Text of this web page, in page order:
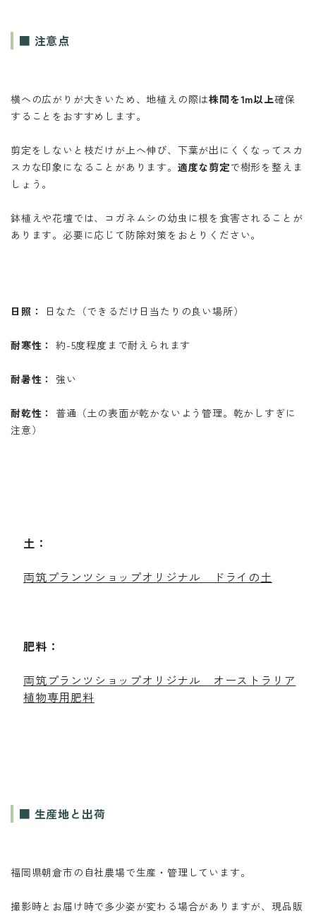
■ 注意点
横への広がりが大きいため、地植えの際は株間を1m以上確保
することをおすすめします。
剪定をしないと枝だけが上へ伸び、下葉が出にくくなってスカ
スカな印象になることがあります。 適度な剪定で樹形を整えま
しょう。
鉢植えや花壇では、コガネムシの幼虫に根を食害されることが
あります。必要に応じて防除対策をおとりください。
日照： 日なた（できるだけ日当たりの良い場所）
耐寒性： 約-5度程度まで耐えられます
耐暑性： 強い
耐乾性：
普通（土の表面が乾かないよう管理。乾かしすぎに
注意）
土：
両筑プランツショップオリジナル ドライの土
肥料：
両筑プランツショップオリジナル オーストラリア
植物専用肥料
■ 生産地と出荷
福岡県朝倉市の自社農場で生産・管理しています。
撮影時とお届け時で多少姿が変わる場合がありますが、現品販